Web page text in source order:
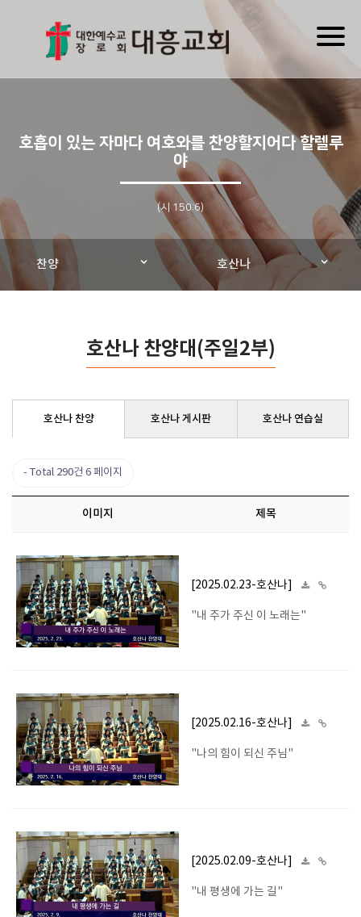
호흡이 있는 자마다 여호와를 찬양할지어다 할렐루
야
(시 150:6)
찬양 호산나
호산나 찬양대(주일2부)
호산나 찬양 호산나 게시판 호산나 연습실
Total 290건 6 페이지
이미지 제목
[2025.02.23-호산나]
"내 주가 주신 이 노래는"
[2025.02.16-호산나]
"나의 힘이 되신 주님"
[2025.02.09-호산나]
"내 평생에 가는 길"